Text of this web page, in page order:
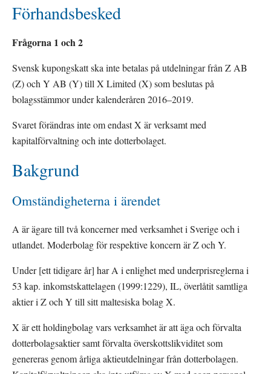
Förhandsbesked
Frågorna 1 och 2
Svensk kupongskatt ska inte betalas på utdelningar från Z AB
(Z) och Y AB (Y) till X Limited (X) som beslutas på
bolagsstämmor under kalenderåren 2016–2019.
Svaret förändras inte om endast X är verksamt med
kapitalförvaltning och inte dotterbolaget.
Bakgrund
Omständigheterna i ärendet
A är ägare till två koncerner med verksamhet i Sverige och i
utlandet. Moderbolag för respektive koncern är Z och Y.
Under [ett tidigare år] har A i enlighet med underprisreglerna i
53 kap. inkomstskattelagen (1999:1229), IL, överlåtit samtliga
aktier i Z och Y till sitt maltesiska bolag X.
X är ett holdingbolag vars verksamhet är att äga och förvalta
dotterbolagsaktier samt förvalta överskottslikviditet som
genereras genom årliga aktieutdelningar från dotterbolagen.